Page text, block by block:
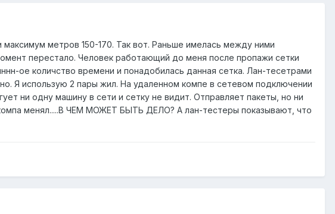
метров 150-170. Так вот. Раньше имелась между ними
перестало. Человек работающий до меня после пропажи сетки
ое количство времени и понадобилась данная сетка. Лан-тесетрами
Я использую 2 пары жил. На удаленном компе в сетевом подключении
ни одну машину в сети и сетку не видит. Отправляет пакеты, но ни
менял.....В ЧЕМ МОЖЕТ БЫТЬ ДЕЛО? А лан-тестеры показывают, что